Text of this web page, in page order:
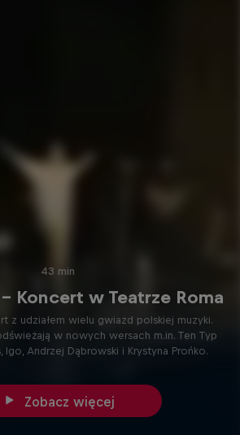
43 min
Koncert w Teatrze Roma
z udziałem wielu gwiazd polskiej muzyki.
w nowych wersach m.in. Ten Typ
Igo, Andrzej Dąbrowski i Krystyna Prońko.
Zobacz więcej